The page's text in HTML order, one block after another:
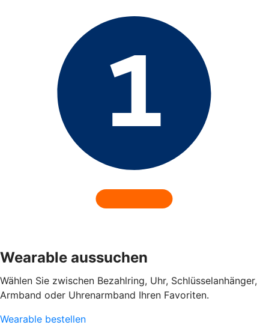
Wearable aussuchen
Wählen Sie zwischen Bezahlring, Uhr, Schlüsselanhänger,
Armband oder Uhrenarmband Ihren Favoriten.
Wearable bestellen